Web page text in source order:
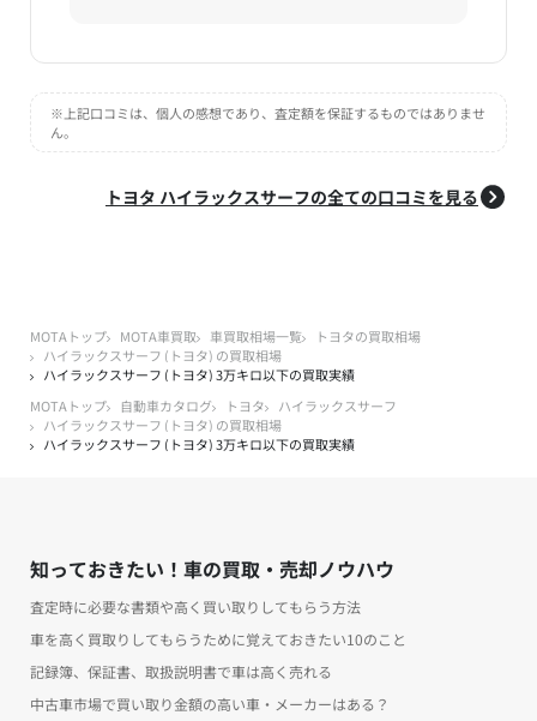
※上記口コミは、個人の感想であり、査定額を保証するものではありませ
ん。
トヨタ ハイラックスサーフの全ての口コミを見る
MOTAトップ MOTA車買取 車買取相場一覧
トヨタの買取相場
ハイラックスサーフ (トヨタ) の買取相場
ハイラックスサーフ (トヨタ) 3万キロ以下の買取実績
MOTAトップ
自動車カタログ トヨタ
ハイラックスサーフ
ハイラックスサーフ (トヨタ) の買取相場
ハイラックスサーフ (トヨタ) 3万キロ以下の買取実績
知っておきたい！車の買取・売却ノウハウ
査定時に必要な書類や高く買い取りしてもらう方法
車を高く買取りしてもらうために覚えておきたい10のこと
記録簿、保証書、取扱説明書で車は高く売れる
中古車市場で買い取り金額の高い車・メーカーはある？